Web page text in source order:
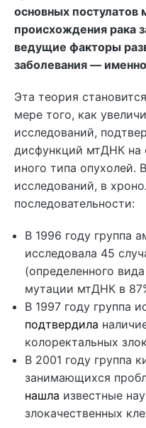
основных постулатов
происхождения рака
ведущие факторы
заболевания —
Эта теория
мере того, как
исследований,
дисфункций мтДНК на
иного типа опухолей.
исследований, в
последовательности:
В 1996 году группа
исследовала 45
(определенного
мутации мтДНК в
В 1997 году группа
подтвердила
колоректальных
В 2001 году группа
занимающихся
нашла известные
злокачественных